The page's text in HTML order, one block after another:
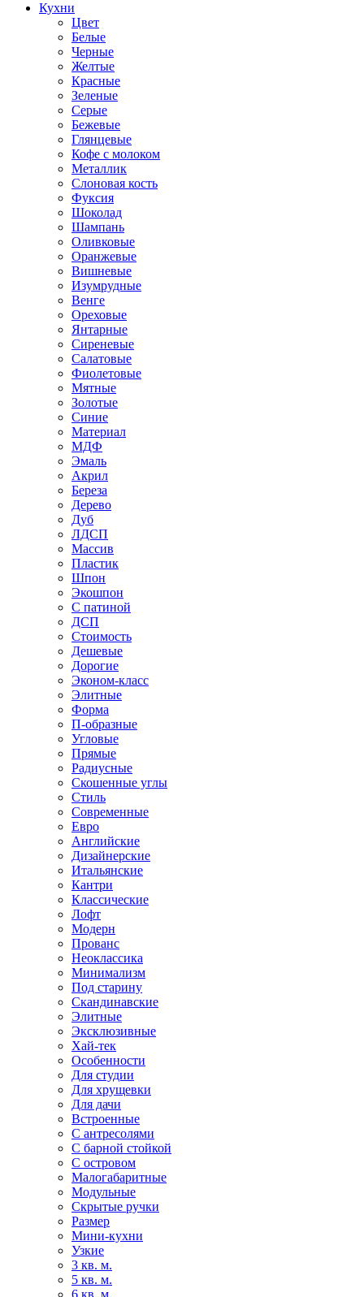
Кухни
Цвет
Белые
Черные
Желтые
Красные
Зеленые
Серые
Бежевые
Глянцевые
Кофе с молоком
Металлик
Слоновая кость
Фуксия
Шоколад
Шампань
Оливковые
Оранжевые
Вишневые
Изумрудные
Венге
Ореховые
Янтарные
Сиреневые
Салатовые
Фиолетовые
Мятные
Золотые
Синие
Материал
МДФ
Эмаль
Акрил
Береза
Дерево
Дуб
ЛДСП
Массив
Пластик
Шпон
Экошпон
С патиной
ДСП
Стоимость
Дешевые
Дорогие
Эконом-класс
Элитные
Форма
П-образные
Угловые
Прямые
Радиусные
Скошенные углы
Стиль
Современные
Евро
Английские
Дизайнерские
Итальянские
Кантри
Классические
Лофт
Модерн
Прованс
Неоклассика
Минимализм
Под старину
Скандинавские
Элитные
Эксклюзивные
Хай-тек
Особенности
Для студии
Для хрущевки
Для дачи
Встроенные
С антресолями
С барной стойкой
С островом
Малогабаритные
Модульные
Скрытые ручки
Размер
Мини-кухни
Узкие
3 кв. м.
5 кв. м.
6 кв. м.